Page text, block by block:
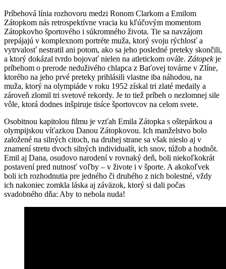
Príbehová línia rozhovoru medzi Ronom Clarkom a Emilom
Zátopkom nás retrospektívne vracia ku kľúčovým momentom
Zátopkovho športového i súkromného života. Tie sa navzájom
prepájajú v komplexnom portréte muža, ktorý svoju rýchlosť a
vytrvalosť nestratil ani potom, ako sa jeho posledné preteky skončili,
a ktorý dokázal tvrdo bojovať nielen na atletickom ovále. Zátopekje
príbehom o prerode neduživého chlapca z Baťovej továrne v Zlíne,
ktorého na jeho prvé preteky prihlásili vlastne iba náhodou, na
muža, ktorý na olympiáde v roku 1952 získal tri zlaté medaily a
zároveň zlomil tri svetové rekordy. Je to tiež príbeh o nezlomnej sile
vôle, ktorá dodnes inšpiruje tisíce športovcov na celom svete.
Osobitnou kapitolou filmu je vzťah Emila Zátopka s oštepárkou a
olympijskou víťazkou Danou Zátopkovou. Ich manželstvo bolo
založené na silných citoch, na druhej strane sa však nieslo aj v
znamení stretu dvoch silných individualít, ich snov, túžob a hodnôt.
Emil aj Dana, osudovo narodení v rovnaký deň, boli niekoľkokrát
postavení pred nutnosť voľby – v živote i v športe. A akokoľvek
boli ich rozhodnutia pre jedného či druhého z nich bolestné, vždy
ich nakoniec zomkla láska aj záväzok, ktorý si dali počas
svadobného dňa: Aby to nebola nuda!